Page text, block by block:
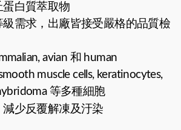
白質萃取物
需求，出廠皆接受嚴格的品質檢
avian 和 human
muscle cells, keratinocytes,
等多種細胞
少反覆解凍及汙染